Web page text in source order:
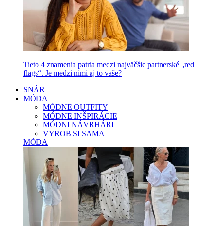
Tieto 4 znamenia patria medzi najväčšie partnerské „red
flags“. Je medzi nimi aj to vaše?
SNÁR
MÓDA
MÓDNE OUTFITY
MÓDNE INŠPIRÁCIE
MÓDNI NÁVRHÁRI
VYROB SI SAMA
MÓDA